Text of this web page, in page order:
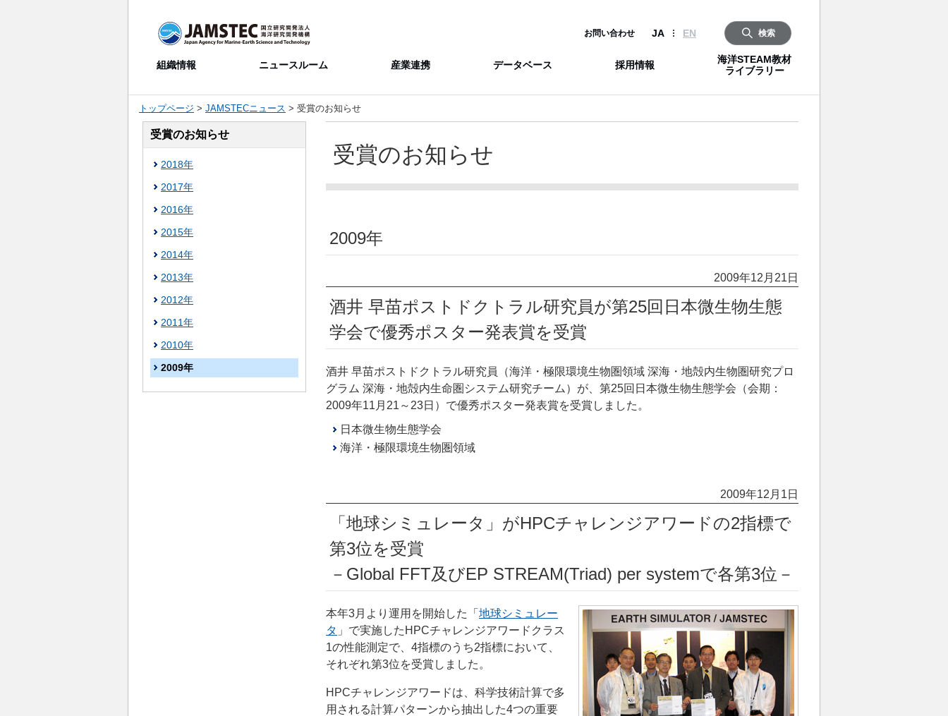
トップページ > JAMSTECニュース > 受賞のお知らせ
受賞のお知らせ
2018年
2017年
2016年
2015年
2014年
2013年
2012年
2011年
2010年
2009年
受賞のお知らせ
2009年
2009年12月21日
酒井 早苗ポストドクトラル研究員が第25回日本微生物生態
学会で優秀ポスター発表賞を受賞
酒井 早苗ポストドクトラル研究員（海洋・極限環境生物圏領域 深海・地殻内生物圏研究プロ
グラム 深海・地殻内生命圏システム研究チーム）が、第25回日本微生物生態学会（会期：
2009年11月21～23日）で優秀ポスター発表賞を受賞しました。
日本微生物生態学会
海洋・極限環境生物圏領域
2009年12月1日
「地球シミュレータ」がHPCチャレンジアワードの2指標で
第3位を受賞
－Global FFT及びEP STREAM(Triad) per systemで各第3位－
本年3月より運用を開始した「 地球シミュレー
タ 」で実施したHPCチャレンジアワードクラス
1の性能測定で、4指標のうち2指標において、
それぞれ第3位を受賞しました。
HPCチャレンジアワードは、科学技術計算で多
用される計算パターンから抽出した4つの重要